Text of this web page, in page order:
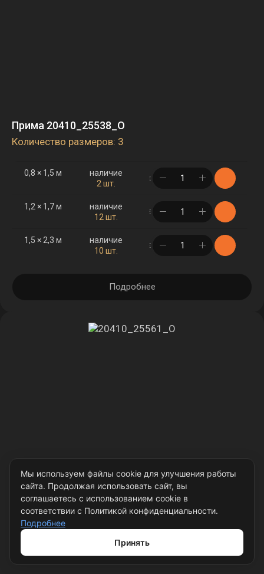
Прима 20410_25538_O
Количество размеров: 3
0,8 × 1,5 м
наличие
2 шт.
в корзине
1,2 × 1,7 м
наличие
12 шт.
в корзине
1,5 × 2,3 м
наличие
10 шт.
в корзине
Подробнее
Мы используем файлы cookie для улучшения работы
сайта. Продолжая использовать сайт, вы
соглашаетесь с использованием cookie в
соответствии с Политикой конфиденциальности.
Подробнее
Принять